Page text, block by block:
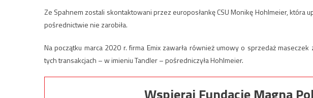
Ze Spahnem zostali skontaktowani przez europosłankę CSU Monikę Hohlmeier, która
pośrednictwie nie zarobiła.
Na początku marca 2020 r. firma Emix zawarła również umowy o sprzedaż
tych transakcjach – w imieniu Tandler – pośredniczyła Hohlmeier.